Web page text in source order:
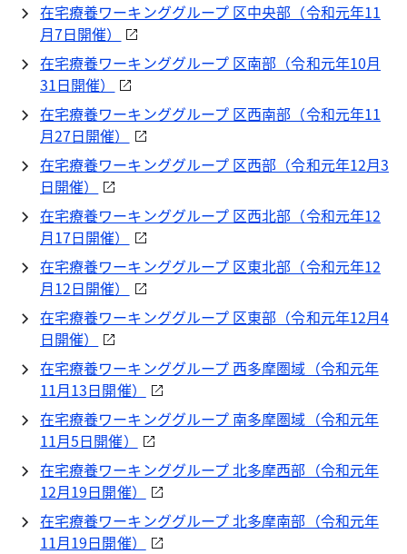
在宅療養ワーキンググループ 区中央部（令和元年11
月7日開催）
在宅療養ワーキンググループ 区南部（令和元年10月
31日開催）
在宅療養ワーキンググループ 区西南部（令和元年11
月27日開催）
在宅療養ワーキンググループ 区西部（令和元年12月3
日開催）
在宅療養ワーキンググループ 区西北部（令和元年12
月17日開催）
在宅療養ワーキンググループ 区東北部（令和元年12
月12日開催）
在宅療養ワーキンググループ 区東部（令和元年12月4
日開催）
在宅療養ワーキンググループ 西多摩圏域（令和元年
11月13日開催）
在宅療養ワーキンググループ 南多摩圏域（令和元年
11月5日開催）
在宅療養ワーキンググループ 北多摩西部（令和元年
12月19日開催）
在宅療養ワーキンググループ 北多摩南部（令和元年
11月19日開催）